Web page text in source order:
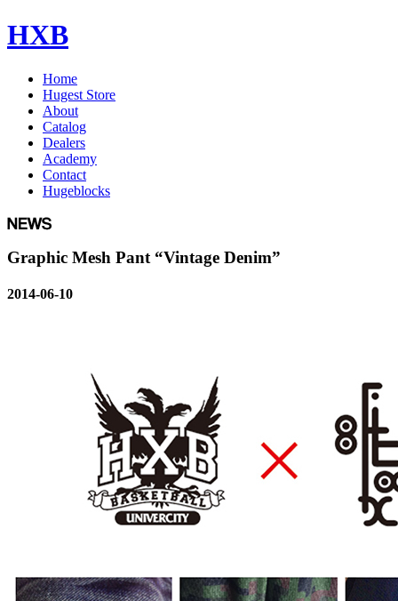
HXB
Home
Hugest Store
About
Catalog
Dealers
Academy
Contact
Hugeblocks
Graphic Mesh Pant “Vintage Denim”
2014-06-10